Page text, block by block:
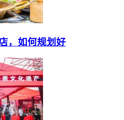
，如何规划好